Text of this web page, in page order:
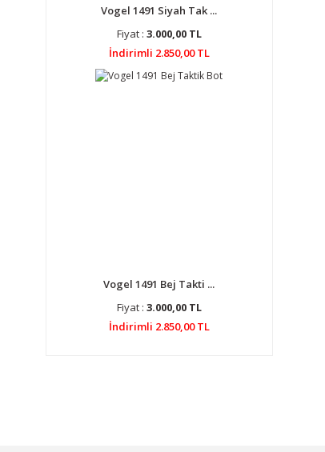
Vogel 1491 Siyah Tak ...
Fiyat : 3.000,00 TL
İndirimli 2.850,00 TL
Vogel 1491 Bej Takti ...
Fiyat : 3.000,00 TL
İndirimli 2.850,00 TL